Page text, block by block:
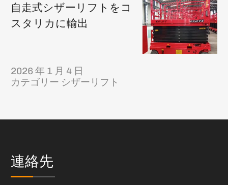
自走式シザーリフトをコ
スタリカに輸出
2026 年 1 月 4 日
カテゴリー シザーリフト
連絡先